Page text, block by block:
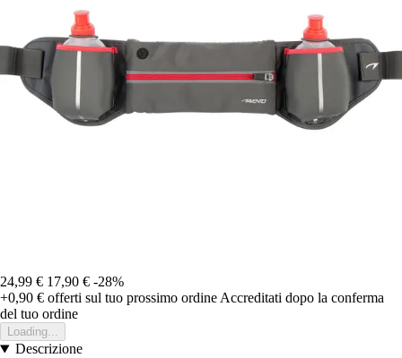
24,99 € 17,90 € -28%
+0,90 € offerti sul tuo prossimo ordine Accreditati dopo la conferma
del tuo ordine
Loading...
Descrizione